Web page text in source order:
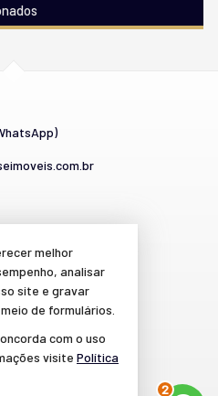
3
melhor
analisar
site e gravar
de formulários.
com o uso
visite Política